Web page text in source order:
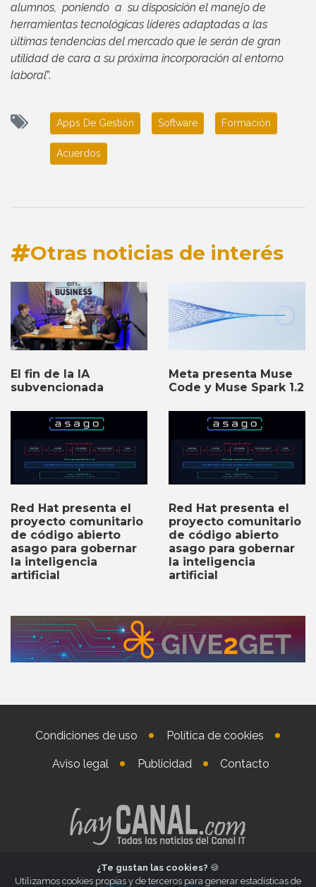
alumnos, poniendo a su disposición el manejo de
herramientas tecnológicas líderes adaptadas a las
últimas tendencias del mercado que le serán de gran
utilidad de cara a su próxima incorporación al entorno
laboral”.
Apps De Gestión Software Formación
Acuerdos
Otras noticias de interés
El fin de la IA
subvencionada
Meta presenta Muse
Code y Muse Spark 1.2
Red Hat presenta el
proyecto comunitario
de código abierto
asago para gobernar
la inteligencia
artificial
Red Hat presenta el
proyecto comunitario
de código abierto
asago para gobernar
la inteligencia
artificial
Condiciones de uso Política de cookies
Aviso legal Publicidad Contacto
¿Te gustan las cookies? 🍪
Utilizamos cookies propias y de terceros para generar estadísticas de